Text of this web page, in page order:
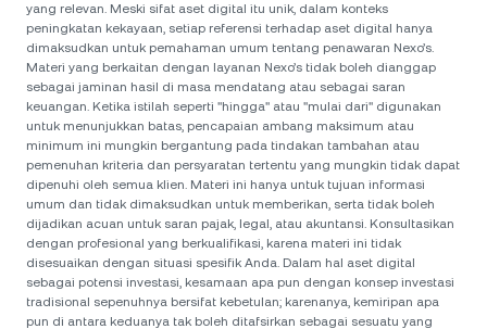
yang relevan. Meski sifat aset digital itu unik, dalam konteks
peningkatan kekayaan, setiap referensi terhadap aset digital hanya
dimaksudkan untuk pemahaman umum tentang penawaran Nexo’s.
Materi yang berkaitan dengan layanan Nexo’s tidak boleh dianggap
sebagai jaminan hasil di masa mendatang atau sebagai saran
keuangan. Ketika istilah seperti "hingga" atau "mulai dari" digunakan
untuk menunjukkan batas, pencapaian ambang maksimum atau
minimum ini mungkin bergantung pada tindakan tambahan atau
pemenuhan kriteria dan persyaratan tertentu yang mungkin tidak dapat
dipenuhi oleh semua klien. Materi ini hanya untuk tujuan informasi
umum dan tidak dimaksudkan untuk memberikan, serta tidak boleh
dijadikan acuan untuk saran pajak, legal, atau akuntansi. Konsultasikan
dengan profesional yang berkualifikasi, karena materi ini tidak
disesuaikan dengan situasi spesifik Anda. Dalam hal aset digital
sebagai potensi investasi, kesamaan apa pun dengan konsep investasi
tradisional sepenuhnya bersifat kebetulan; karenanya, kemiripan apa
pun di antara keduanya tak boleh ditafsirkan sebagai sesuatu yang